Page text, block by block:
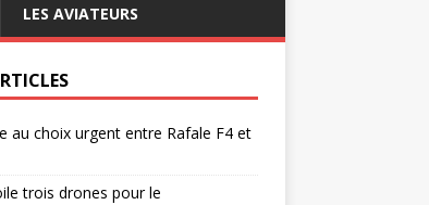
LES AVIATEURS
au choix urgent entre Rafale F4 et
trois drones pour le